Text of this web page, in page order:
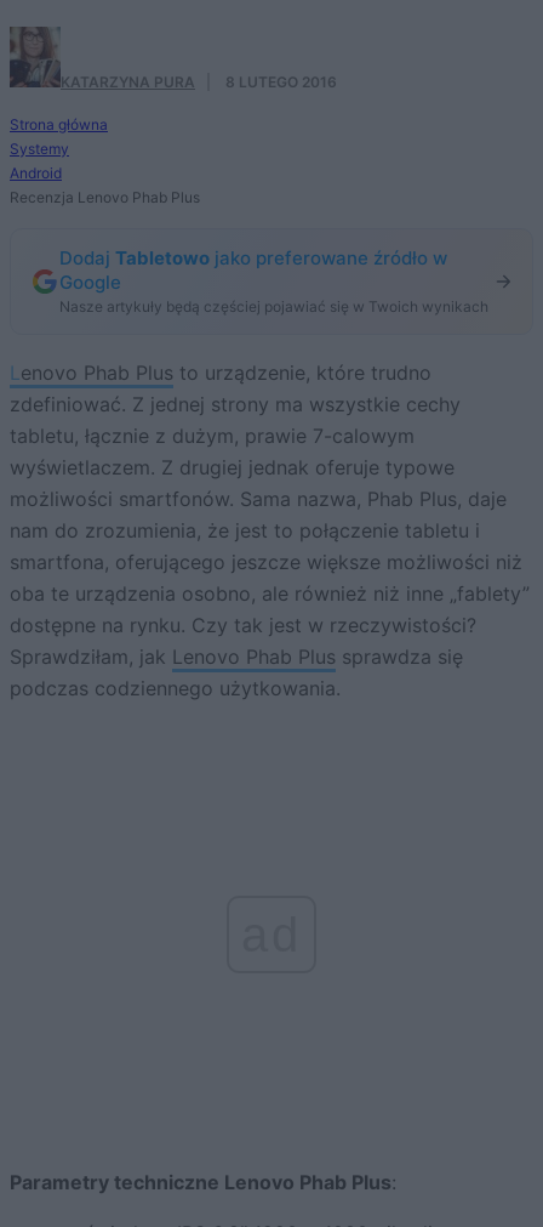
KATARZYNA PURA 8 LUTEGO 2016
Strona główna
Systemy
Android
Recenzja Lenovo Phab Plus
Dodaj Tabletowo jako preferowane źródło w
Google
Nasze artykuły będą częściej pojawiać się w Twoich wynikach
Lenovo Phab Plus to urządzenie, które trudno
zdefiniować. Z jednej strony ma wszystkie cechy
tabletu, łącznie z dużym, prawie 7-calowym
wyświetlaczem. Z drugiej jednak oferuje typowe
możliwości smartfonów. Sama nazwa, Phab Plus, daje
nam do zrozumienia, że jest to połączenie tabletu i
smartfona, oferującego jeszcze większe możliwości niż
oba te urządzenia osobno, ale również niż inne „fablety”
dostępne na rynku. Czy tak jest w rzeczywistości?
Sprawdziłam, jak Lenovo Phab Plus sprawdza się
podczas codziennego użytkowania.
Parametry techniczne Lenovo Phab Plus: